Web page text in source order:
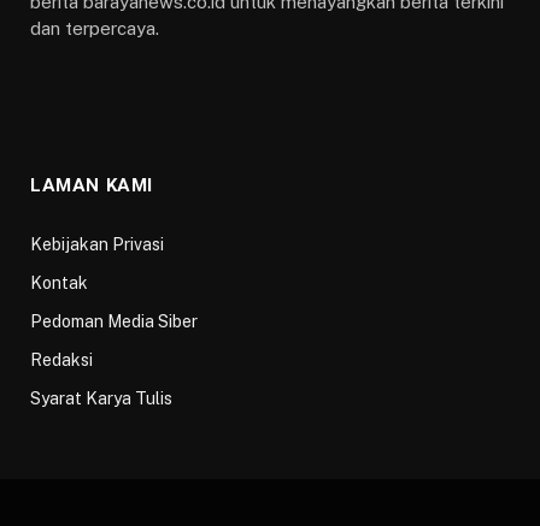
dan terpercaya.
LAMAN KAMI
Kebijakan Privasi
Kontak
Pedoman Media Siber
Redaksi
Syarat Karya Tulis